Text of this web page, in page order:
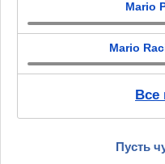
Mario
Mario
Все
Пусть